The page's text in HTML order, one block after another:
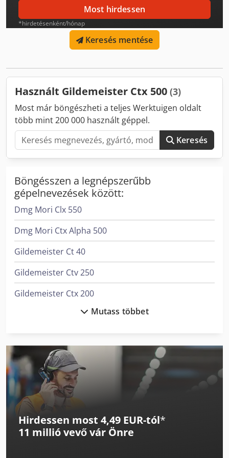
száma: 12 Szerszámtartó: VDI40 Hajtott szerszámok
Centrírozó CNC esztergagépek centrírozóval Alkalmas
hosszabb munkadarabok megmunkálására Hidraulikus
centrírozó tokmány Tokmány átmérő: kb. 120 mm Tokmány
rögzítés: MK 5 Gép méretei és súlya Géphossz: kb. 5020
mm Gépsúly: kb. 7500 kg
Most hirdessen
*hirdetésenként/hónap
Keresés mentése
Használt Gildemeister Ctx 500 (3)
Most már böngészheti a teljes Werktuigen oldalt
több mint 200 000 használt géppel.
Keresés
Böngésszen a legnépszerűbb
gépelnevezések között:
Dmg Mori Clx 550
Dmg Mori Ctx Alpha 500
Gildemeister Ct 40
Gildemeister Ctv 250
Gildemeister Ctx 200
Gildemeister Ctx 210
Gildemeister Ctx 310 V3
Gildemeister Ctx 320 Linear V5
Gildemeister Ctx 400
Gildemeister Ctx 420 Linear V6
Gildemeister Ctx Alpha 300
Mutass többet
Hirdessen most 4,49 EUR-tól*
11 millió vevővár Önre